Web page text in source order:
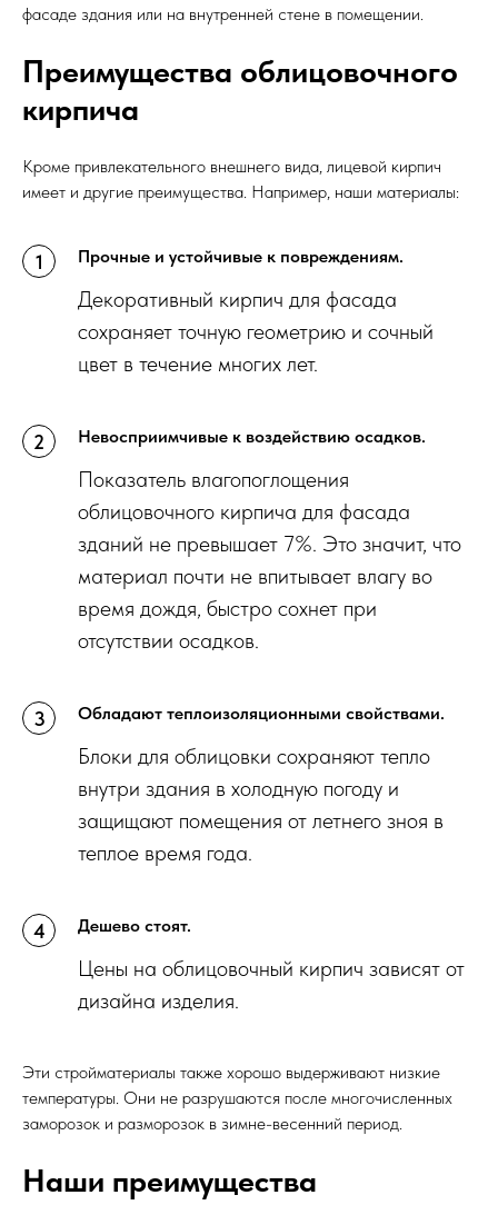
фасаде здания или на внутренней стене в помещении.
Преимущества облицовочного
кирпича
Кроме привлекательного внешнего вида, лицевой кирпич
имеет и другие преимущества. Например, наши материалы:
Прочные и устойчивые к повреждениям.
Декоративный кирпич для фасада
сохраняет точную геометрию и сочный
цвет в течение многих лет.
Невосприимчивые к воздействию осадков.
Показатель влагопоглощения
облицовочного кирпича для фасада
зданий не превышает 7%. Это значит, что
материал почти не впитывает влагу во
время дождя, быстро сохнет при
отсутствии осадков.
Обладают теплоизоляционными свойствами.
Блоки для облицовки сохраняют тепло
внутри здания в холодную погоду и
защищают помещения от летнего зноя в
теплое время года.
Дешево стоят.
Цены на облицовочный кирпич зависят от
дизайна изделия.
Эти стройматериалы также хорошо выдерживают низкие
температуры. Они не разрушаются после многочисленных
заморозок и разморозок в зимне-весенний период.
Наши преимущества